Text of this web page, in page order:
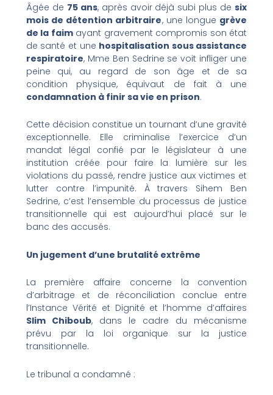
Âgée de 75 ans, après avoir déjà subi plus desix
mois de détention arbitraire, une longue grève
de la faimayant gravement compromis son état
de santé et une hospitalisation sous assistance
respiratoire, Mme Ben Sedrine se voit infliger une
peine qui, au regard de son âge et de sa
condition physique, équivaut de fait à une
condamnation à finir sa vie en prison.
Cette décision constitue un tournant d’une gravité
exceptionnelle. Elle criminalise l’exercice d’un
mandat légal confié par le législateur à une
institution créée pour faire la lumière sur les
violations du passé, rendre justice aux victimes et
lutter contre l’impunité. À travers Sihem Ben
Sedrine, c’est l’ensemble du processus de justice
transitionnelle qui est aujourd’hui placé sur le
banc des accusés.
Un jugement d’une brutalité extrême
La première affaire concerne la convention
d’arbitrage et de réconciliation conclue entre
l’Instance Vérité et Dignité et l’homme d’affaires
Slim Chiboub, dans le cadre du mécanisme
prévu par la loi organique sur la justice
transitionnelle.
Le tribunal a condamné :